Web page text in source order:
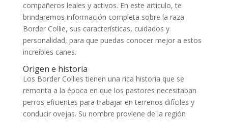
compañeros leales y activos. En este artículo, te
brindaremos información completa sobre la raza
Border Collie, sus características, cuidados y
personalidad, para que puedas conocer mejor a estos
increíbles canes.
Origen e historia
Los Border Collies tienen una rica historia que se
remonta a la época en que los pastores necesitaban
perros eficientes para trabajar en terrenos difíciles y
conducir ovejas. Su nombre proviene de la región